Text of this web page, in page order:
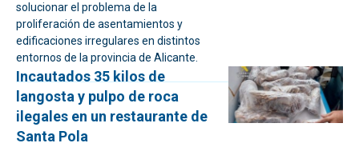
solucionar el problema de la
proliferación de asentamientos y
edificaciones irregulares en distintos
entornos de la provincia de Alicante.
Incautados 35 kilos de
langosta y pulpo de roca
ilegales en un restaurante de
Santa Pola